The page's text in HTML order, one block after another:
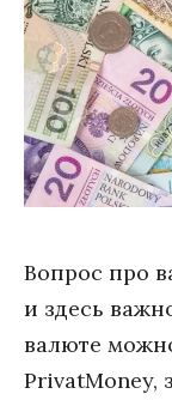
Вопрос про
и здесь
валюте
PrivatMoney,